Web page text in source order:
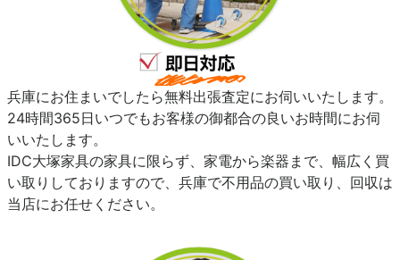
兵庫にお住まいでしたら無料出張査定にお伺いいたします。
24時間365日いつでもお客様の御都合の良いお時間にお伺
いいたします。
IDC大塚家具の家具に限らず、家電から楽器まで、幅広く買
い取りしておりますので、兵庫で不用品の買い取り、回収は
当店にお任せください。